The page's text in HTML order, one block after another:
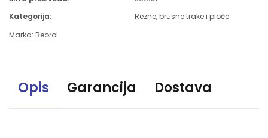
Kategorija:
Rezne, brusne trake i ploče
Marka: Beorol
Opis Garancija Dostava